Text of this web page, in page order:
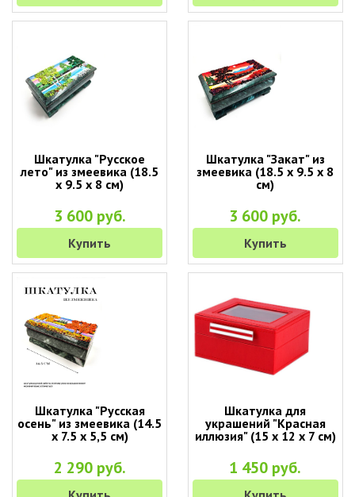
Шкатулка "Русское
лето" из змеевика (18.5
х 9.5 х 8 см)
3 600 руб.
Купить
Шкатулка "Закат" из
змеевика (18.5 х 9.5 х 8
см)
3 600 руб.
Купить
Шкатулка "Русская
осень" из змеевика (14.5
х 7.5 х 5,5 см)
2 290 руб.
Шкатулка для
украшений "Красная
иллюзия" (15 х 12 х 7 см)
1 450 руб.